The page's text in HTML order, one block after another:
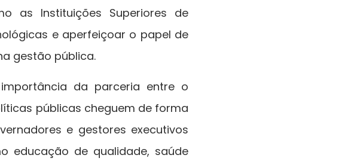
as Instituições Superiores de
e aperfeiçoar o papel de
gestão pública.
da parceria entre o
públicas cheguem de forma
e gestores executivos
educação de qualidade, saúde